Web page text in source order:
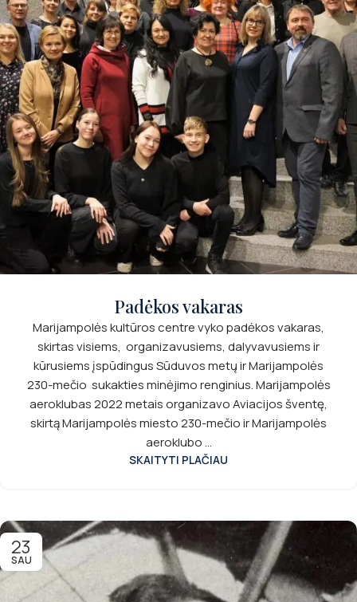
Padėkos vakaras
Marijampolės kultūros centre vyko padėkos vakaras,
skirtas visiems, organizavusiems, dalyvavusiems ir
kūrusiems įspūdingus Sūduvos metų ir Marijampolės
230-mečio sukakties minėjimo renginius. Marijampolės
aeroklubas 2022 metais organizavo Aviacijos šventę,
skirtą Marijampolės miesto 230-mečio ir Marijampolės
aeroklubo ...
SKAITYTI PLAČIAU
23
SAU